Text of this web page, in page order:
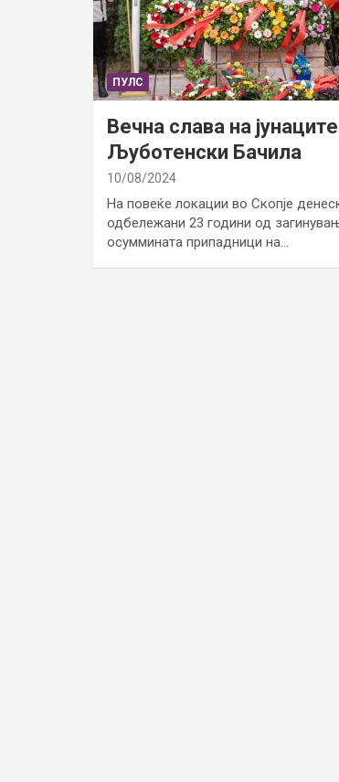
ПУЛС
Вечна слава на
Љуботенски Бачила
10/08/2024
На повеќе локации во Скопје
одбележани 23 години од
осуммината припадници на…